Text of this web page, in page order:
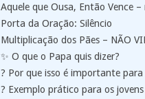
Aquele que Ousa, Então Vence
Porta da Oração: Silêncio
Multiplicação dos Pães – NÃO
✨ O que o Papa quis dizer?
? Por que isso é importante para
? Exemplo prático para os jovens